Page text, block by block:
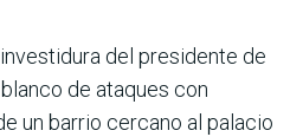
del presidente de
de ataques con
un barrio cercano al palacio